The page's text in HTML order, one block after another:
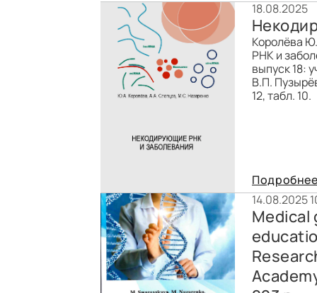
18.08.2025
Королёва
РНК и
выпуск 18:
В.П.
12, табл. 10.
14.08.2025
Medical